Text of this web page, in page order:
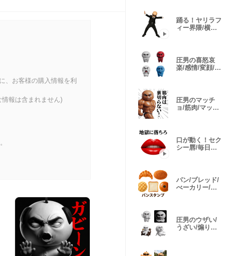
、お客様の購入情報を利
報は含まれません)
踊る！ヤリラフ
ィー界隈/横バ
圧男の喜怒哀
楽/感情/変顔/絵
圧男のマッチ
ョ/筋肉/マッス
口が動く！セク
シー唇/毎日使
パン/ブレッド/
べーカリー/図
圧男のウザい/
うざい/煽り絵